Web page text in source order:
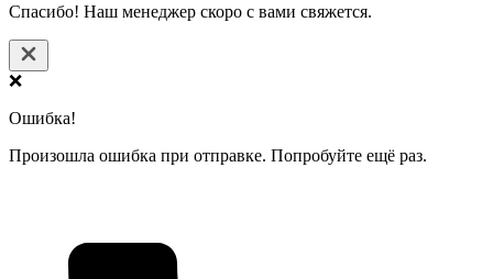
Спасибо! Наш менеджер скоро с вами свяжется.
❌
Ошибка!
Произошла ошибка при отправке. Попробуйте ещё раз.